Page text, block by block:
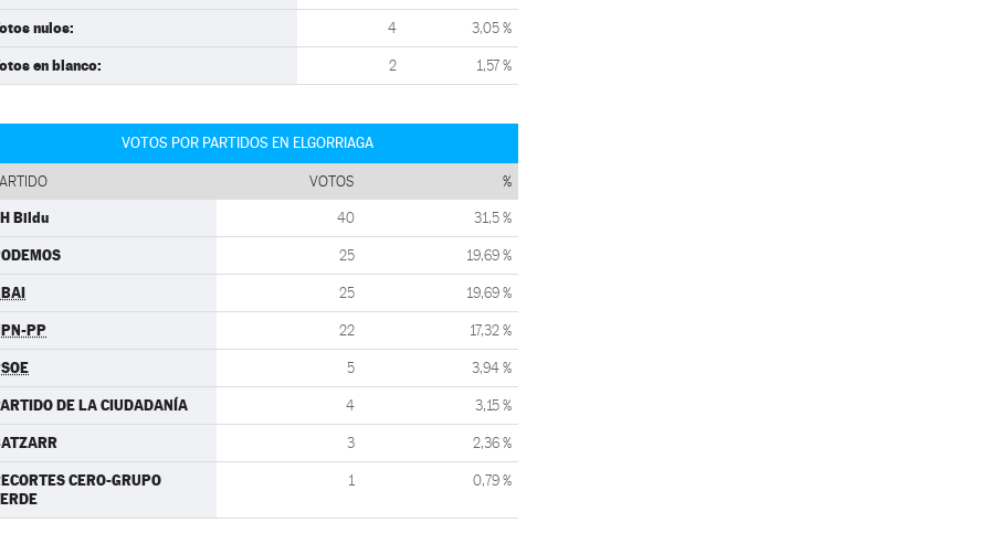
nulos: 4 3,05 %
en blanco: 2 1,57 %
VOTOS POR PARTIDOS EN ELGORRIAGA
VOTOS %
Bildu 40 31,5 %
25 19,69 %
25 19,69 %
PP 22 17,32 %
5 3,94 %
DE LA CIUDADANÍA 4 3,15 %
3 2,36 %
CERO-GRUPO
1 0,79 %